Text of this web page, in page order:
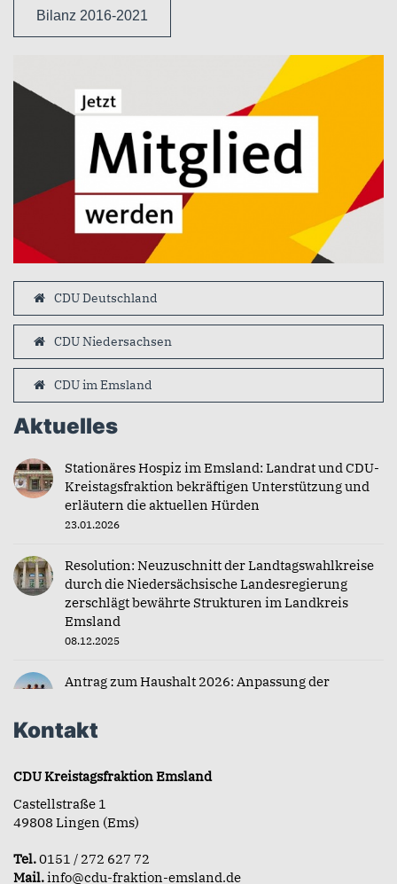
Bilanz 2016-2021
CDU Deutschland
CDU Niedersachsen
CDU im Emsland
Aktuelles
Stationäres Hospiz im Emsland: Landrat und CDU-
Kreistagsfraktion bekräftigen Unterstützung und
erläutern die aktuellen Hürden
23.01.2026
Resolution: Neuzuschnitt der Landtagswahlkreise
durch die Niedersächsische Landesregierung
zerschlägt bewährte Strukturen im Landkreis
Emsland
08.12.2025
Antrag zum Haushalt 2026: Anpassung der
04.12.2025
Kontakt
CDU Kreistagsfraktion Emsland
Castellstraße 1
49808 Lingen (Ems)
Tel.0151 / 272 627 72
Mail.info@cdu-fraktion-emsland.de